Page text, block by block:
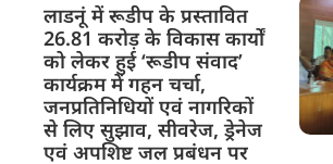
लाडनूं में रूडीप के प्रस्तावित
26.81 करोड़ के विकास कार्यों
को लेकर हुई ‘रूडीप संवाद’
कार्यक्रम में गहन चर्चा,
जनप्रतिनिधियों एवं नागरिकों
से लिए सुझाव, सीवरेज, ड्रेनेज
एवं अपशिष्ट जल प्रबंधन पर